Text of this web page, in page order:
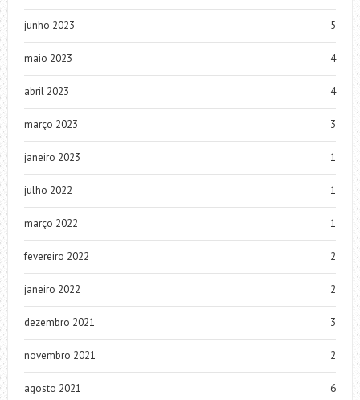
junho 2023 5
maio 2023 4
abril 2023 4
março 2023 3
janeiro 2023 1
julho 2022 1
março 2022 1
fevereiro 2022 2
janeiro 2022 2
dezembro 2021 3
novembro 2021 2
agosto 2021 6